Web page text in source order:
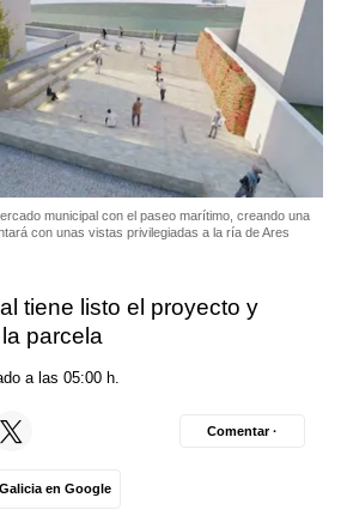
municipal con el paseo marítimo, creando una
con unas vistas privilegiadas a la ría de Ares
tiene listo el proyecto y
parcela
a las 05:00 h.
en Google
Comentar ·